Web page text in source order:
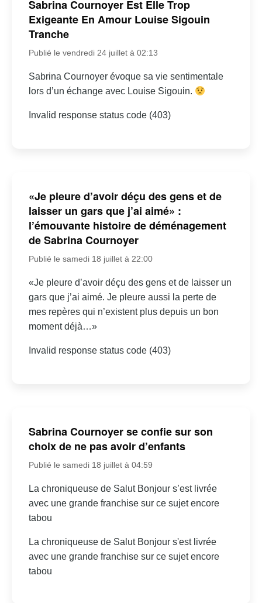
Sabrina Cournoyer Est Elle Trop
Exigeante En Amour Louise Sigouin
Tranche
Publié le vendredi 24 juillet à 02:13
Sabrina Cournoyer évoque sa vie sentimentale
lors d’un échange avec Louise Sigouin.
Invalid response status code (403)
«Je pleure d’avoir déçu des gens et de
laisser un gars que j’ai aimé» :
l’émouvante histoire de déménagement
de Sabrina Cournoyer
Publié le samedi 18 juillet à 22:00
«Je pleure d’avoir déçu des gens et de laisser un
gars que j’ai aimé. Je pleure aussi la perte de
mes repères qui n’existent plus depuis un bon
moment déjà…»
Invalid response status code (403)
Sabrina Cournoyer se confie sur son
choix de ne pas avoir d’enfants
Publié le samedi 18 juillet à 04:59
La chroniqueuse de Salut Bonjour s’est livrée
avec une grande franchise sur ce sujet encore
tabou
La chroniqueuse de Salut Bonjour s'est livrée
avec une grande franchise sur ce sujet encore
tabou